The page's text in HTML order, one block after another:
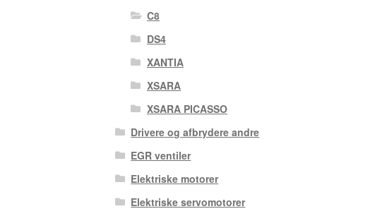
C8
DS4
XANTIA
XSARA
XSARA PICASSO
Drivere og afbrydere andre
EGR ventiler
Elektriske motorer
Elektriske servomotorer